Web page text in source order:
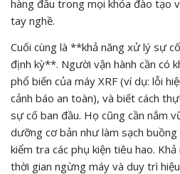
hàng đầu trong mọi khóa đào tạo
tay nghề.
Cuối cùng là **khả năng xử lý sự
định kỳ**. Người vận hành cần có
phổ biến của máy XRF (ví dụ: lỗi
cảnh báo an toàn), và biết cách
sự cố ban đầu. Họ cũng cần nắm
dưỡng cơ bản như làm sạch
kiểm tra các phụ kiện tiêu hao.
thời gian ngừng máy và duy trì